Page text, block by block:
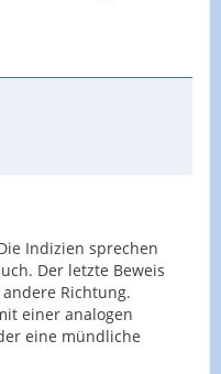
Indizien sprechen
Der letzte Beweis
Richtung.
einer analogen
eine mündliche